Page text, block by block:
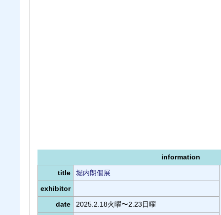
information
title
堀内朗個展
exhibitor
date
2025.2.18火曜〜2.23日曜